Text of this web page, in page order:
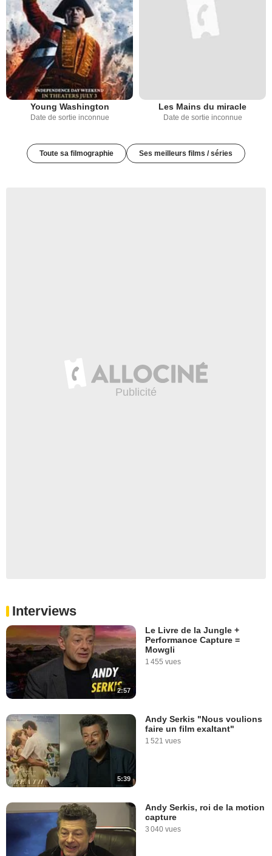
Young Washington
Date de sortie inconnue
Les Mains du miracle
Date de sortie inconnue
Toute sa filmographie Ses meilleurs films / séries
Interviews
2:57
Le Livre de la Jungle +
Performance Capture =
Mowgli
1 455 vues
5:39
Andy Serkis "Nous voulions
faire un film exaltant"
1 521 vues
Andy Serkis, roi de la motion
capture
3 040 vues